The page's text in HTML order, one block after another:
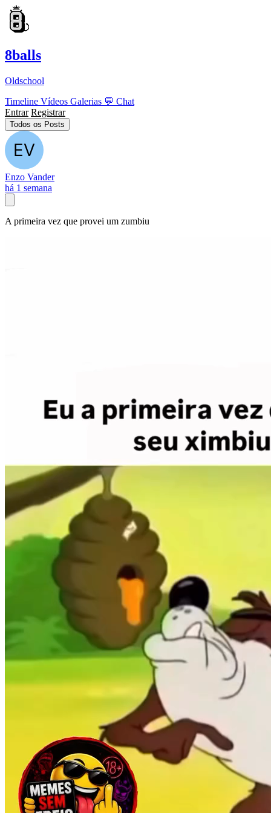
8balls
Oldschool
Timeline Vídeos Galerias 💬 Chat
Entrar Registrar
Todos os Posts
Enzo Vander
há 1 semana
A primeira vez que provei um zumbiu